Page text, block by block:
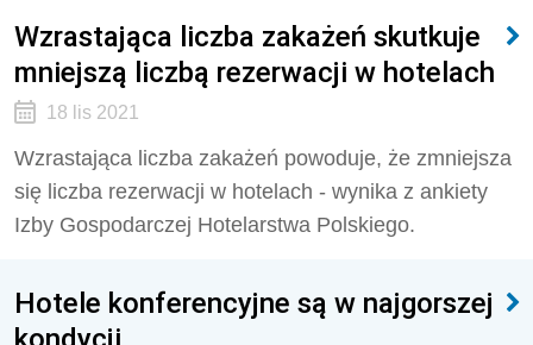
Wzrastająca liczba zakażeń skutkuje
mniejszą liczbą rezerwacji w hotelach
18 lis 2021
Wzrastająca liczba zakażeń powoduje, że zmniejsza
się liczba rezerwacji w hotelach - wynika z ankiety
Izby Gospodarczej Hotelarstwa Polskiego.
Hotele konferencyjne są w najgorszej